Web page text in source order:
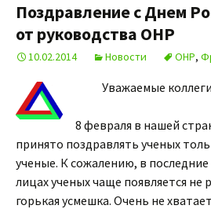
Поздравление с Днем
от руководства ОНР
10.02.2014 Новости ОНР,
Уважаемые
8 февраля в нашей
принято поздравлять ученых
ученые. К сожалению, в
лицах ученых чаще появляется не
горькая усмешка. Очень не